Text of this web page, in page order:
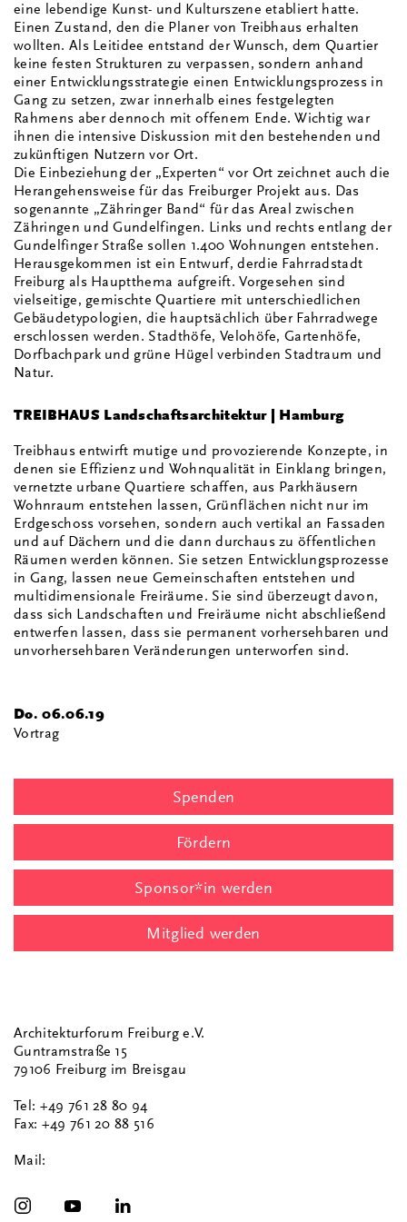
eine lebendige Kunst- und Kulturszene etabliert hatte.
Einen Zustand, den die Planer von Treibhaus erhalten
wollten. Als Leitidee entstand der Wunsch, dem Quartier
keine festen Strukturen zu verpassen, sondern anhand
einer Entwicklungsstrategie einen Entwicklungsprozess in
Gang zu setzen, zwar innerhalb eines festgelegten
Rahmens aber dennoch mit offenem Ende. Wichtig war
ihnen die intensive Diskussion mit den bestehenden und
zukünftigen Nutzern vor Ort.
Die Einbeziehung der „Experten“ vor Ort zeichnet auch die
Herangehensweise für das Freiburger Projekt aus. Das
sogenannte „Zähringer Band“ für das Areal zwischen
Zähringen und Gundelfingen. Links und rechts entlang der
Gundelfinger Straße sollen 1.400 Wohnungen entstehen.
Herausgekommen ist ein Entwurf, derdie Fahrradstadt
Freiburg als Hauptthema aufgreift. Vorgesehen sind
vielseitige, gemischte Quartiere mit unterschiedlichen
Gebäudetypologien, die hauptsächlich über Fahrradwege
erschlossen werden. Stadthöfe, Velohöfe, Gartenhöfe,
Dorfbachpark und grüne Hügel verbinden Stadtraum und
Natur.
TREIBHAUS Landschaftsarchitektur | Hamburg
Treibhaus entwirft mutige und provozierende Konzepte, in
denen sie Effizienz und Wohnqualität in Einklang bringen,
vernetzte urbane Quartiere schaffen, aus Parkhäusern
Wohnraum entstehen lassen, Grünflächen nicht nur im
Erdgeschoss vorsehen, sondern auch vertikal an Fassaden
und auf Dächern und die dann durchaus zu öffentlichen
Räumen werden können. Sie setzen Entwicklungsprozesse
in Gang, lassen neue Gemeinschaften entstehen und
multidimensionale Freiräume. Sie sind überzeugt davon,
dass sich Landschaften und Freiräume nicht abschließend
entwerfen lassen, dass sie permanent vorhersehbaren und
unvorhersehbaren Veränderungen unterworfen sind.
Do. 06.06.19
Vortrag
Spenden
Fördern
Sponsor*in werden
Mitglied werden
Architekturforum Freiburg e.V.
Guntramstraße 15
79106 Freiburg im Breisgau
Tel: +49 761 28 80 94
Fax: +49 761 20 88 516
Mail: